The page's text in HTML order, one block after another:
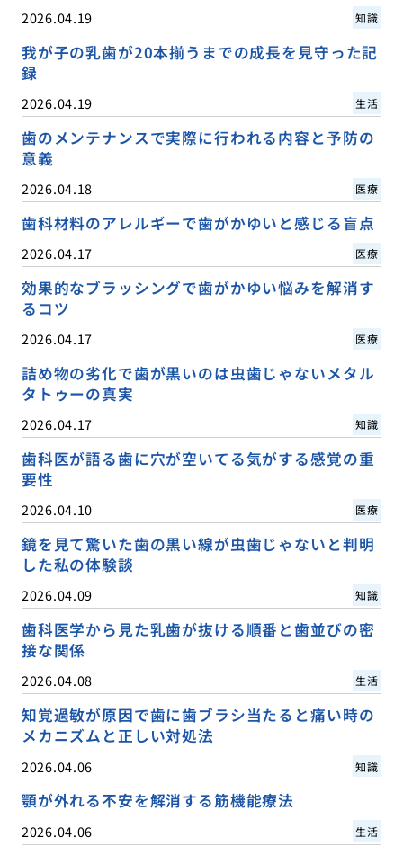
2026.04.19 知識
我が子の乳歯が20本揃うまでの成長を見守った記
録
2026.04.19 生活
歯のメンテナンスで実際に行われる内容と予防の
意義
2026.04.18 医療
歯科材料のアレルギーで歯がかゆいと感じる盲点
2026.04.17 医療
効果的なブラッシングで歯がかゆい悩みを解消す
るコツ
2026.04.17 医療
詰め物の劣化で歯が黒いのは虫歯じゃないメタル
タトゥーの真実
2026.04.17 知識
歯科医が語る歯に穴が空いてる気がする感覚の重
要性
2026.04.10 医療
鏡を見て驚いた歯の黒い線が虫歯じゃないと判明
した私の体験談
2026.04.09 知識
歯科医学から見た乳歯が抜ける順番と歯並びの密
接な関係
2026.04.08 生活
知覚過敏が原因で歯に歯ブラシ当たると痛い時の
メカニズムと正しい対処法
2026.04.06 知識
顎が外れる不安を解消する筋機能療法
2026.04.06 生活